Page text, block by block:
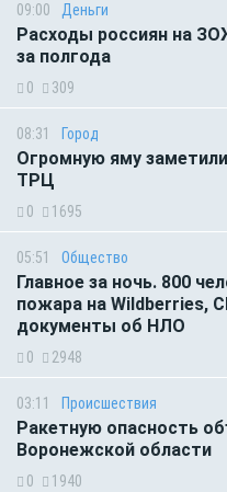
09:00 Деньги
Расходы россиян на
за полгода
0 309
08:31 Город
Огромную яму
ТРЦ
0 1695
05:51 Общество
Главное за ночь. 800
пожара на Wildberries,
документы об НЛО
0 2948
03:11 Происшествия
Ракетную опасность
Воронежской области
0 1940